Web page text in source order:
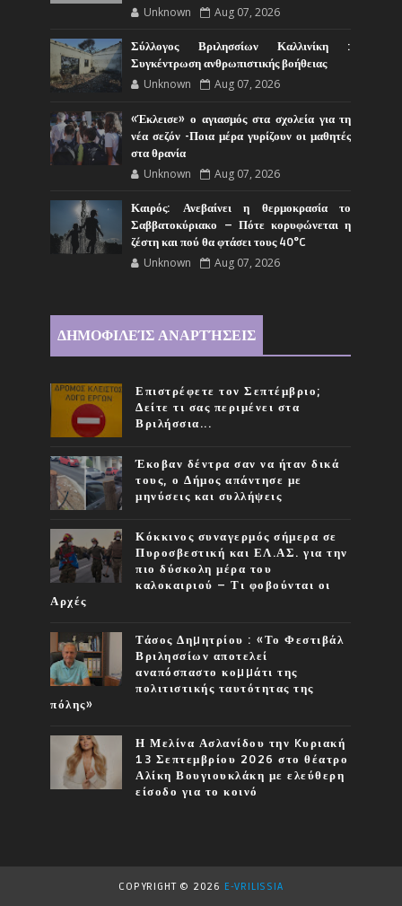
Unknown Aug 07, 2026
Σύλλογος Βριλησσίων Καλλινίκη :
Συγκέντρωση ανθρωπιστικής βοήθειας
Unknown Aug 07, 2026
«Έκλεισε» ο αγιασμός στα σχολεία για τη
νέα σεζόν -Ποια μέρα γυρίζουν οι μαθητές
στα θρανία
Unknown Aug 07, 2026
Καιρός: Ανεβαίνει η θερμοκρασία το
Σαββατοκύριακο – Πότε κορυφώνεται η
ζέστη και πού θα φτάσει τους 40°C
Unknown Aug 07, 2026
ΔΗΜΟΦΙΛΕΊΣ ΑΝΑΡΤΉΣΕΙΣ
Επιστρέφετε τον Σεπτέμβριο;
Δείτε τι σας περιμένει στα
Βριλήσσια...
Έκοβαν δέντρα σαν να ήταν δικά
τους, ο Δήμος απάντησε με
μηνύσεις και συλλήψεις
Κόκκινος συναγερμός σήμερα σε
Πυροσβεστική και ΕΛ.ΑΣ. για την
πιο δύσκολη μέρα του
καλοκαιριού – Τι φοβούνται οι
Αρχές
Τάσος Δηµητρίου : «Το Φεστιβάλ
Βριλησσίων αποτελεί
αναπόσπαστο κοµµάτι της
πολιτιστικής ταυτότητας της
πόλης»
Η Μελίνα Ασλανίδου την Kυριακή
13 Σεπτεμβρίου 2026 στο θέατρο
Αλίκη Βουγιουκλάκη με ελεύθερη
είσοδο για το κοινό
COPYRIGHT © 2026 E-VRILISSIA